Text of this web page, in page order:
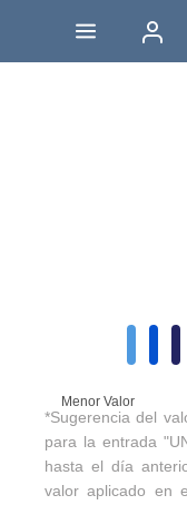
Menor Valor
*Sugerencia del
para la entrada
hasta el día
valor aplicado en